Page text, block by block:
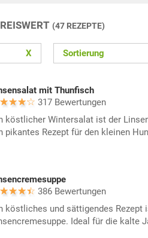
(47 REZEPTE)
X Sortierung
mit Thunfisch
317 Bewertungen
köstlicher Wintersalat ist der
pikantes Rezept für den kleinen
386 Bewertungen
köstliches und sättigendes Rezept
Ideal für die kalte